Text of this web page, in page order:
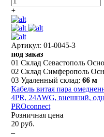
+
Артикул: 01-0045-3
под заказ
01 Склад Севастополь
02 Склад Симферополь
03 Удаленный склад: 66 м
Кабель витая пара
4PR, 24AWG, внешний,
PROconnect
Розничная цена
20 руб.
–